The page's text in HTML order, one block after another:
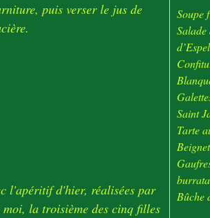
puis verser le jus de
l'apéritif d'hier, réalisées par
la troisième des cinq filles
Mai
Soupe
Saint
Tarte
burrata
Bûche